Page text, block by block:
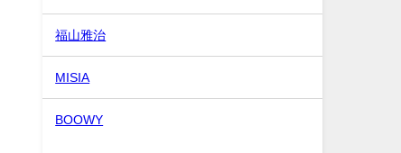
福山雅治
MISIA
BOOWY